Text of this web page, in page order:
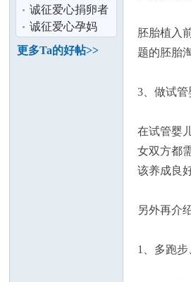
构简介
诚征爱心捐卵者
诚征爱心孕妈
更多Ta的好帖>>
胚胎植入
题的胚胎
3、做试管
在试管婴
女双方都
该养成良
另外再介
1、多跑步